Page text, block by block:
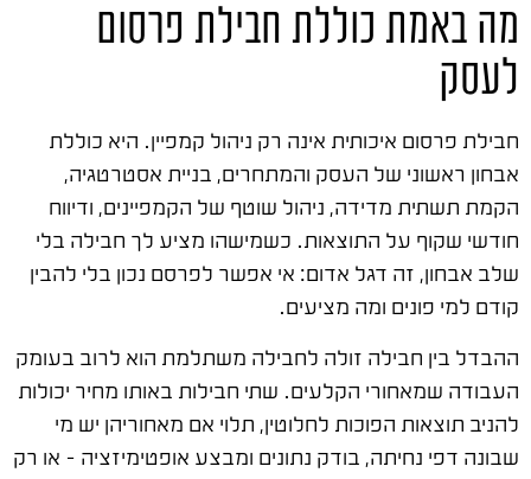
מה באמת כוללת חבילת פרסום
לעסק
חבילת פרסום איכותית אינה רק ניהול קמפיין. היא כוללת
אבחון ראשוני של העסק והמתחרים, בניית אסטרטגיה,
הקמת תשתית מדידה, ניהול שוטף של הקמפיינים, ודיווח
חודשי שקוף על התוצאות. כשמישהו מציע לך חבילה בלי
שלב אבחון, זה דגל אדום: אי אפשר לפרסם נכון בלי להבין
קודם למי פונים ומה מציעים.
ההבדל בין חבילה זולה לחבילה משתלמת הוא לרוב בעומק
העבודה שמאחורי הקלעים. שתי חבילות באותו מחיר יכולות
להניב תוצאות הפוכות לחלוטין, תלוי אם מאחוריהן יש מי
שבונה דפי נחיתה, בודק נתונים ומבצע אופטימיזציה – או רק